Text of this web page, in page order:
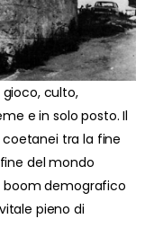
culto,
e in solo posto. Il
tra la fine
del mondo
boom demografico
pieno di